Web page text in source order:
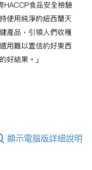
顯示電腦版詳細說明